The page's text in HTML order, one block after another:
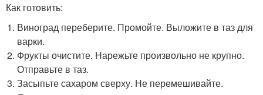
Как готовить:
Виноград переберите. Промойте. Выложите в таз для
варки.
Фрукты очистите. Нарежьте произвольно не крупно.
Отправьте в таз.
Засыпьте сахаром сверху. Не перемешивайте.